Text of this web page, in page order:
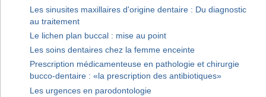
Les sinusites maxillaires d'origine dentaire : Du diagnostic
au traitement
Le lichen plan buccal : mise au point
Les soins dentaires chez la femme enceinte
Prescription médicamenteuse en pathologie et chirurgie
bucco-dentaire : «la prescription des antibiotiques»
Les urgences en parodontologie